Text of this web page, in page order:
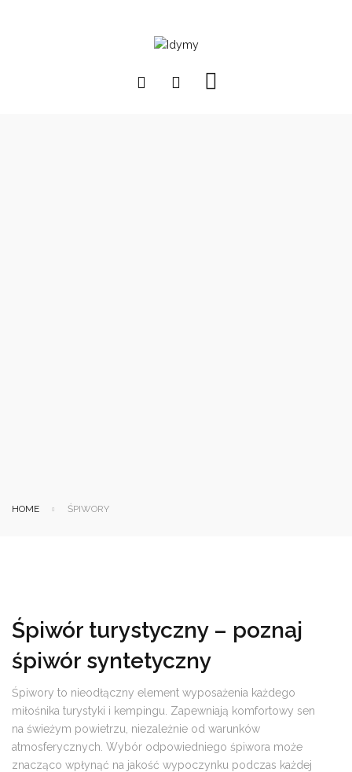
HOME ŚPIWORY
Śpiwór turystyczny – poznaj
śpiwór syntetyczny
Śpiwory to nieodłączny element wyposażenia każdego
miłośnika turystyki i kempingu. Zapewniają komfortowy sen
na świeżym powietrzu, niezależnie od warunków
atmosferycznych. Wybór odpowiedniego śpiwora może
znacząco wpłynąć na jakość wypoczynku podczas każdej